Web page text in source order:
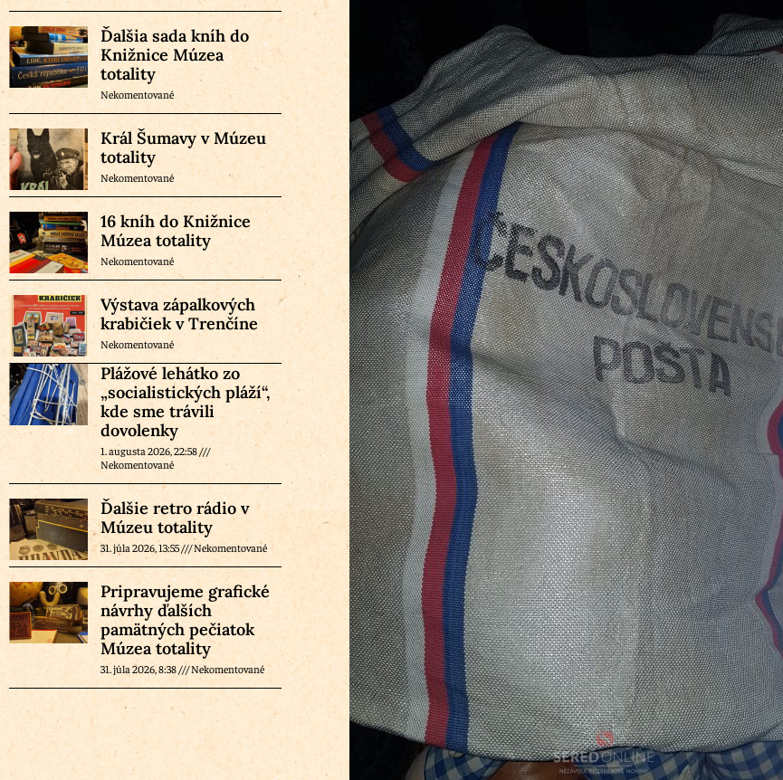
Ďalšia sada kníh do
Knižnice Múzea
totality
Nekomentované
Král Šumavy v Múzeu
totality
Nekomentované
16 kníh do Knižnice
Múzea totality
Nekomentované
Výstava zápalkových
krabičiek v Trenčíne
Nekomentované
Plážové lehátko zo
„socialistických pláží“,
kde sme trávili
dovolenky
1. augusta 2026, 22:58
Nekomentované
Ďalšie retro rádio v
Múzeu totality
31. júla 2026, 13:55 Nekomentované
Pripravujeme grafické
návrhy ďalších
pamätných pečiatok
Múzea totality
31. júla 2026, 8:38 Nekomentované